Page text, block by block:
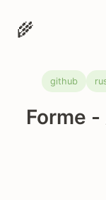
🌾
github
Forme -